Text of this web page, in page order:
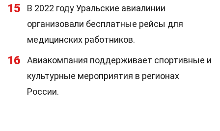
15
В 2022 году Уральские авиалинии
организовали бесплатные рейсы для
медицинских работников.
16
Авиакомпания поддерживает спортивные и
культурные мероприятия в регионах
России.